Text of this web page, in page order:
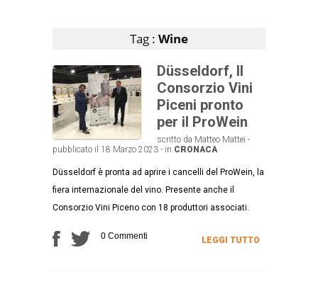
Tag : Wine
Düsseldorf, Il
Consorzio Vini
Piceni pronto
per il ProWein
scritto da Matteo Mattei -
pubblicato il 18 Marzo 2023 - in CRONACA
Düsseldorf è pronta ad aprire i cancelli del ProWein, la
fiera internazionale del vino. Presente anche il
Consorzio Vini Piceno con 18 produttori associati.
0 Commenti LEGGI TUTTO